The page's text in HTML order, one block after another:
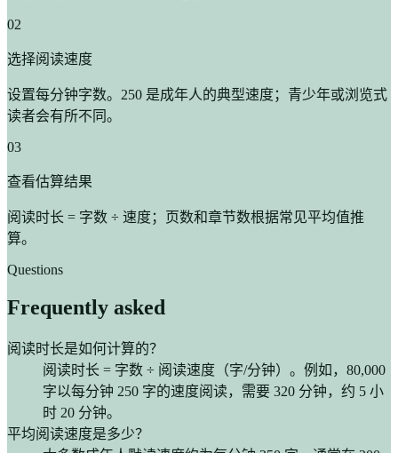
02
选择阅读速度
设置每分钟字数。250 是成年人的典型速度；青少年或浏览式
读者会有所不同。
03
查看估算结果
阅读时长 = 字数 ÷ 速度；页数和章节数根据常见平均值推
算。
Questions
Frequently asked
阅读时长是如何计算的？
阅读时长 = 字数 ÷ 阅读速度（字/分钟）。例如，80,000
字以每分钟 250 字的速度阅读，需要 320 分钟，约 5 小
时 20 分钟。
平均阅读速度是多少？